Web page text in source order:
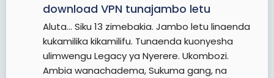
download VPN tunajambo letu
Aluta... Siku 13 zimebakia. Jambo letu linaenda
kukamilika kikamilifu. Tunaenda kuonyesha
ulimwengu Legacy ya Nyerere. Ukombozi.
Ambia wanachadema, Sukuma gang, na